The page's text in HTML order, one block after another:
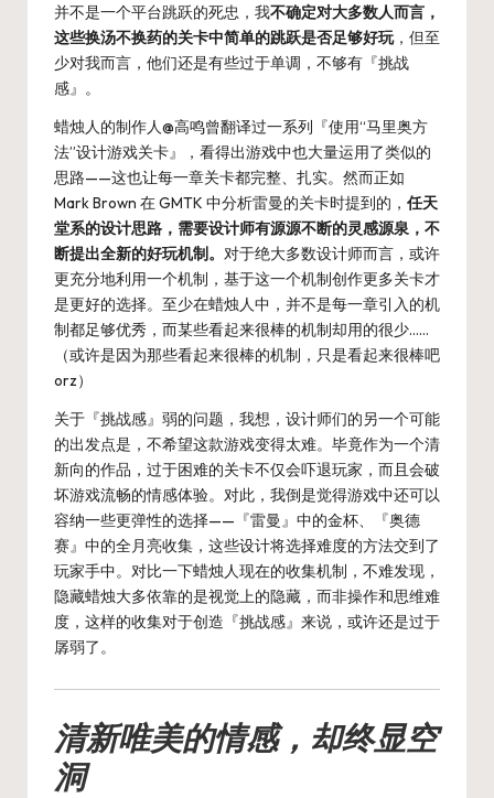
并不是一个平台跳跃的死忠，我不确定对大多数人而言，
这些换汤不换药的关卡中简单的跳跃是否足够好玩，但至
少对我而言，他们还是有些过于单调，不够有『挑战
感』。
蜡烛人的制作人@高鸣曾翻译过一系列『使用“马里奥方
法”设计游戏关卡』，看得出游戏中也大量运用了类似的
思路——这也让每一章关卡都完整、扎实。然而正如
Mark Brown 在 GMTK 中分析雷曼的关卡时提到的， 任天
堂系的设计思路，需要设计师有源源不断的灵感源泉，不
断提出全新的好玩机制。 对于绝大多数设计师而言，或许
更充分地利用一个机制，基于这一个机制创作更多关卡才
是更好的选择。至少在蜡烛人中，并不是每一章引入的机
制都足够优秀，而某些看起来很棒的机制却用的很少……
（或许是因为那些看起来很棒的机制，只是看起来很棒吧
orz）
关于『挑战感』弱的问题，我想，设计师们的另一个可能
的出发点是，不希望这款游戏变得太难。毕竟作为一个清
新向的作品，过于困难的关卡不仅会吓退玩家，而且会破
坏游戏流畅的情感体验。对此，我倒是觉得游戏中还可以
容纳一些更弹性的选择——『雷曼』中的金杯、『奥德
赛』中的全月亮收集，这些设计将选择难度的方法交到了
玩家手中。对比一下蜡烛人现在的收集机制，不难发现，
隐藏蜡烛大多依靠的是视觉上的隐藏，而非操作和思维难
度，这样的收集对于创造『挑战感』来说，或许还是过于
孱弱了。
清新唯美的情感，却终显空
洞